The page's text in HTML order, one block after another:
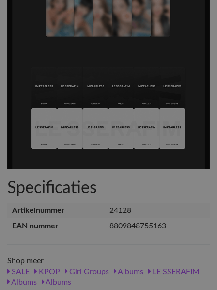
Specificaties
Artikelnummer
24128
EAN nummer
8809848755163
Shop meer
SALE
KPOP Girl Groups Albums
LE SSERAFIM
Albums
Albums